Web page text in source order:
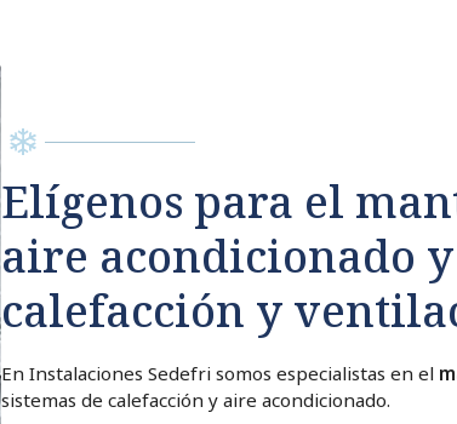
Elígenos para el
aire acondicionado
calefacción y
En Instalaciones Sedefri somos especialistas en el
sistemas de calefacción y aire acondicionado.